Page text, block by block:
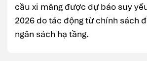
cầu xi măng được dự báo suy
2026 do tác động từ chính sách
ngân sách hạ tầng.